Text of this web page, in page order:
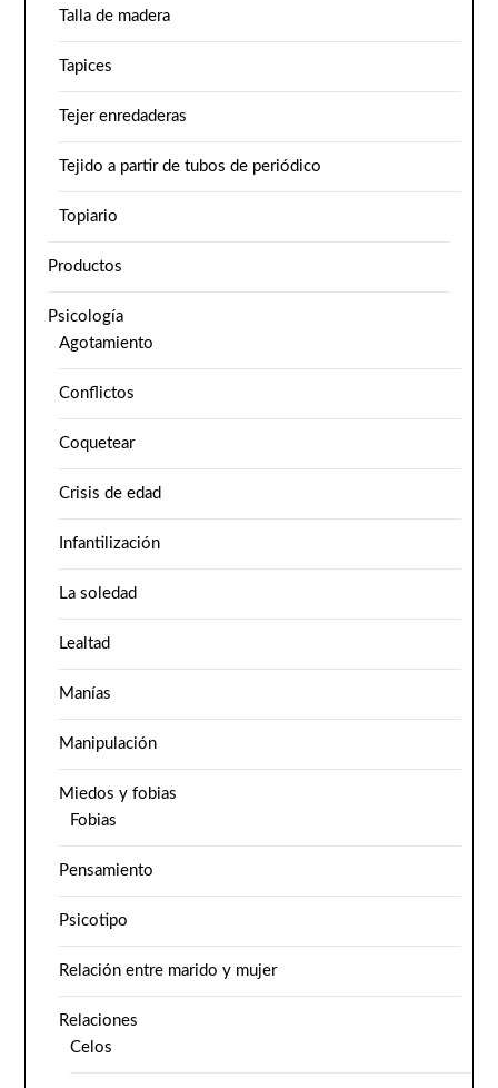
Talla de madera
Tapices
Tejer enredaderas
Tejido a partir de tubos de periódico
Topiario
Productos
Psicología
Agotamiento
Conflictos
Coquetear
Crisis de edad
Infantilización
La soledad
Lealtad
Manías
Manipulación
Miedos y fobias
Fobias
Pensamiento
Psicotipo
Relación entre marido y mujer
Relaciones
Celos